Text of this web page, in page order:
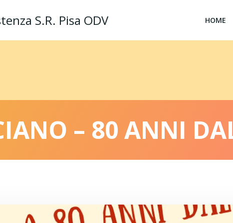
S.R. Pisa ODV HOME
– 80 ANNI